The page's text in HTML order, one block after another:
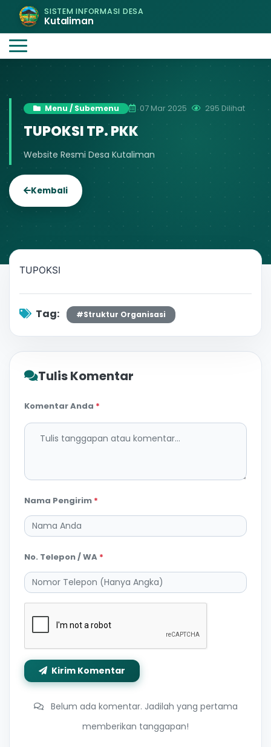
SISTEM INFORMASI DESA
Kutaliman
Menu / Subemenu 07 Mar 2025 295 Dilihat
TUPOKSI TP. PKK
Website Resmi Desa Kutaliman
Kembali
TUPOKSI
Tag: #Struktur Organisasi
Tulis Komentar
Komentar Anda *
Nama Pengirim *
No. Telepon / WA *
Kirim Komentar
Belum ada komentar. Jadilah yang pertama
memberikan tanggapan!